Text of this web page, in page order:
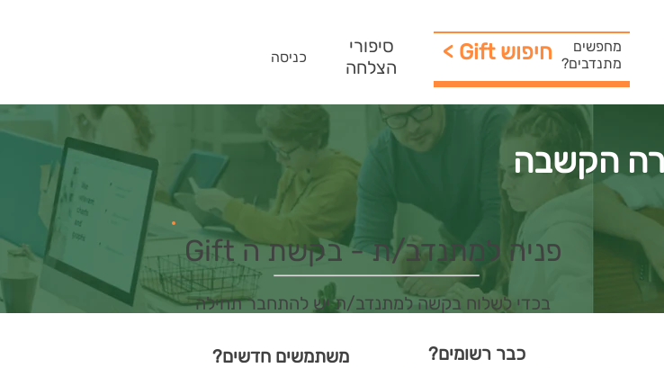
כניסה
סיפורי
הצלחה
מחפשים
מתנדבים? < Gift חיפוש
הקשבה
פניה למתנדב/ת - בקשת ה Gift
בכדי לשלוח בקשה למתנדב/ת יש להתחבר תחילה
משתמשים חדשים? כבר רשומים?